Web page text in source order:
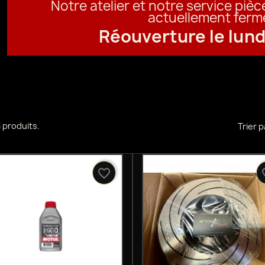
Notre atelier et notre service
actuellement
Réouverture le
produits. Trier
favorite_border